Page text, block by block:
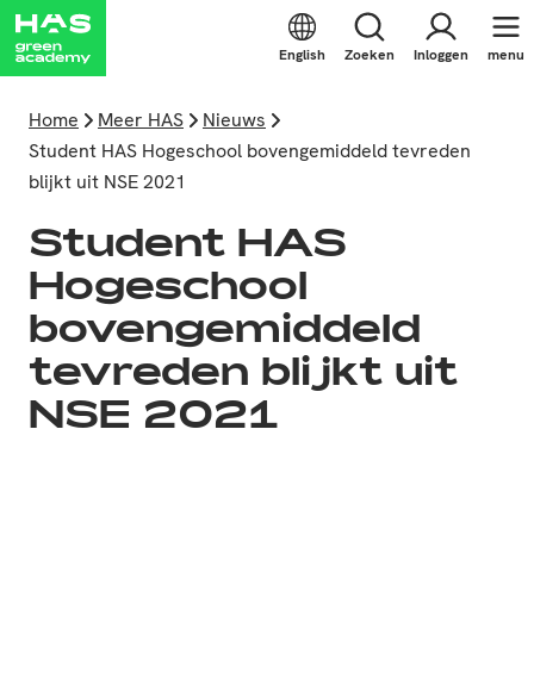
English Zoeken Inloggen menu
Home Meer HAS
Nieuws
Student HAS Hogeschool bovengemiddeld tevreden
blijkt uit NSE 2021
Student HAS
Hogeschool
bovengemiddeld
tevreden blijkt uit
NSE 2021